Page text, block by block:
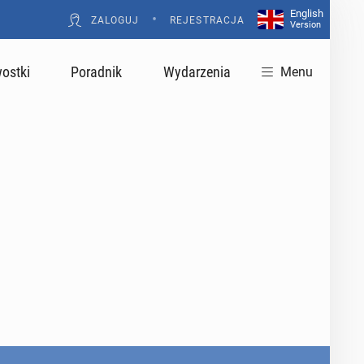
ZALOGUJ • REJESTRACJA
English
Version
Poradnik Wydarzenia Menu